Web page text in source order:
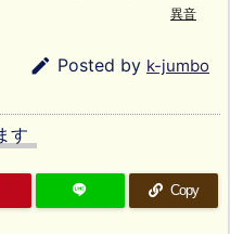
異音
 Posted by k-jumbo
す
Copy